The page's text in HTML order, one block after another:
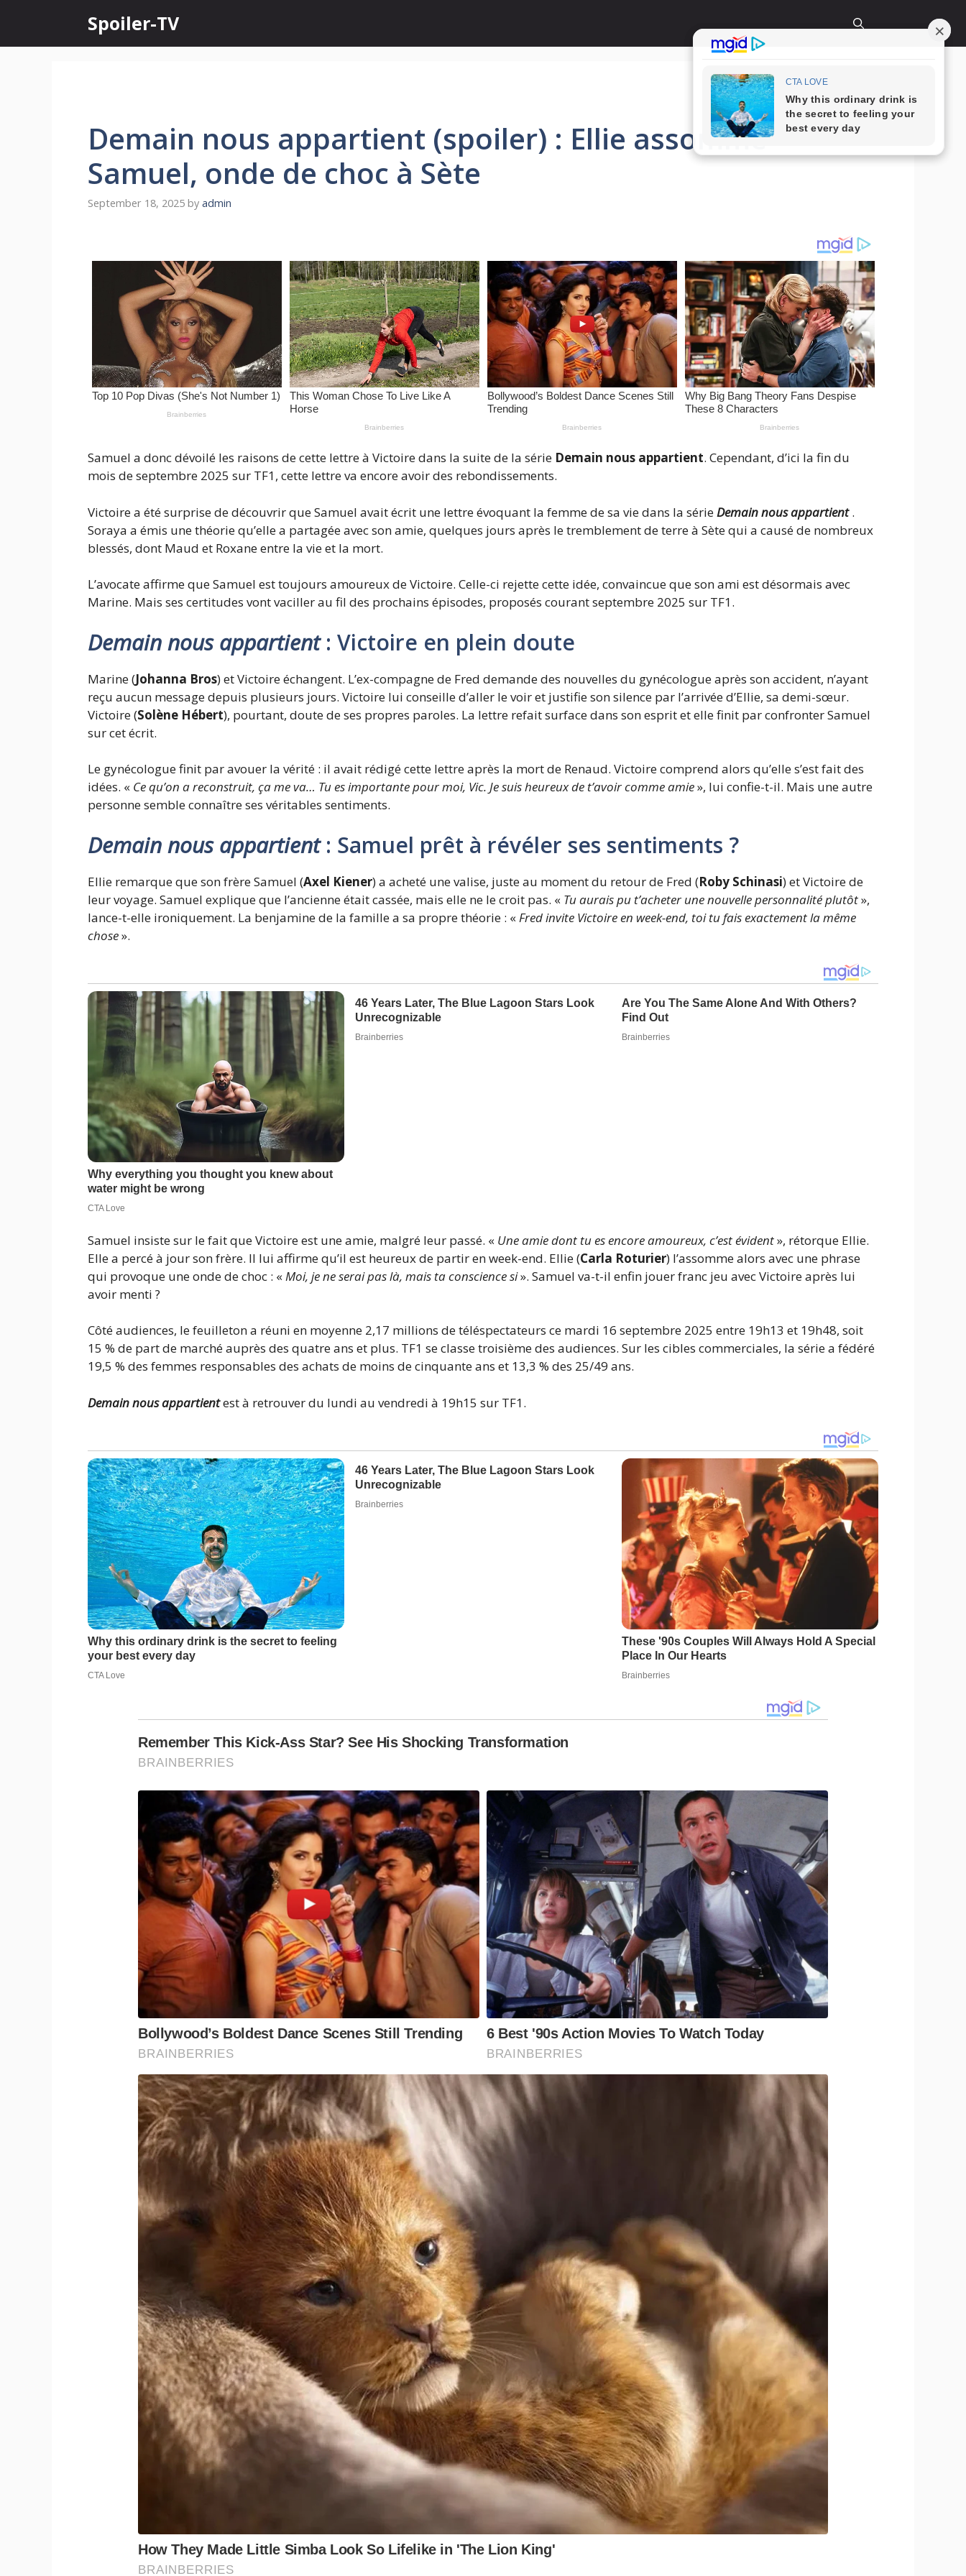
content
Spoiler-TV
Demain nous appartient (spoiler) : Ellie assomme
Samuel, onde de choc à Sète
September 18, 2025 by admin
Samuel a donc dévoilé les raisons de cette lettre à Victoire dans la suite de la série Demain nous appartient. Cependant, d’ici la fin du
mois de septembre 2025 sur TF1, cette lettre va encore avoir des rebondissements.
Victoire a été surprise de découvrir que Samuel avait écrit une lettre évoquant la femme de sa vie dans la sérieDemain nous appartient .
Soraya a émis une théorie qu’elle a partagée avec son amie, quelques jours après le tremblement de terre à Sète qui a causé de nombreux
blessés, dont Maud et Roxane entre la vie et la mort.
L’avocate affirme que Samuel est toujours amoureux de Victoire. Celle-ci rejette cette idée, convaincue que son ami est désormais avec
Marine. Mais ses certitudes vont vaciller au fil des prochains épisodes, proposés courant septembre 2025 sur TF1.
Demain nous appartient: Victoire en plein doute
Marine (Johanna Bros) et Victoire échangent. L’ex-compagne de Fred demande des nouvelles du gynécologue après son accident, n’ayant
reçu aucun message depuis plusieurs jours. Victoire lui conseille d’aller le voir et justifie son silence par l’arrivée d’Ellie, sa demi-sœur.
Victoire (Solène Hébert), pourtant, doute de ses propres paroles. La lettre refait surface dans son esprit et elle finit par confronter Samuel
sur cet écrit.
Le gynécologue finit par avouer la vérité : il avait rédigé cette lettre après la mort de Renaud. Victoire comprend alors qu’elle s’est fait des
idées. « Ce qu’on a reconstruit, ça me va… Tu es importante pour moi, Vic. Je suis heureux de t’avoir comme amie», lui confie-t-il. Mais une autre
personne semble connaître ses véritables sentiments.
Demain nous appartient: Samuel prêt à révéler ses sentiments ?
Ellie remarque que son frère Samuel (Axel Kiener) a acheté une valise, juste au moment du retour de Fred (Roby Schinasi) et Victoire de
leur voyage. Samuel explique que l’ancienne était cassée, mais elle ne le croit pas. « Tu aurais pu t’acheter une nouvelle personnalité plutôt»,
lance-t-elle ironiquement. La benjamine de la famille a sa propre théorie : « Fred invite Victoire en week-end, toi tu fais exactement la même
chose».
Samuel insiste sur le fait que Victoire est une amie, malgré leur passé. « Une amie dont tu es encore amoureux, c’est évident», rétorque Ellie.
Elle a percé à jour son frère. Il lui affirme qu’il est heureux de partir en week-end. Ellie (Carla Roturier) l’assomme alors avec une phrase
qui provoque une onde de choc : « Moi, je ne serai pas là, mais ta conscience si». Samuel va-t-il enfin jouer franc jeu avec Victoire après lui
avoir menti ?
Côté audiences, le feuilleton a réuni en moyenne 2,17 millions de téléspectateurs ce mardi 16 septembre 2025 entre 19h13 et 19h48, soit
15 % de part de marché auprès des quatre ans et plus. TF1 se classe troisième des audiences. Sur les cibles commerciales, la série a fédéré
19,5 % des femmes responsables des achats de moins de cinquante ans et 13,3 % des 25/49 ans.
Demain nous appartientest à retrouver du lundi au vendredi à 19h15 sur TF1.